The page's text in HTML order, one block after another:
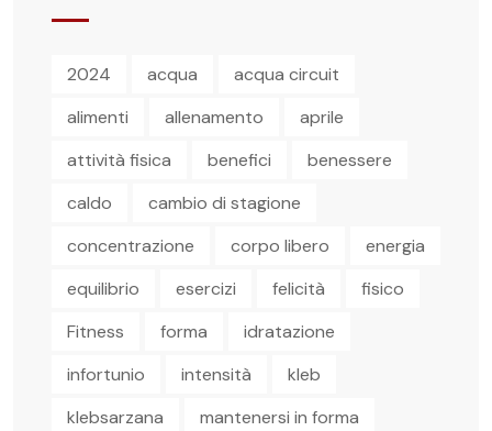
2024 acqua
acqua circuit
alimenti
allenamento
aprile
attività fisica
benefici
benessere
caldo
cambio di stagione
concentrazione
corpo libero
energia
equilibrio
esercizi felicità
fisico
Fitness
forma
idratazione
infortunio
intensità
kleb
klebsarzana
mantenersi in forma